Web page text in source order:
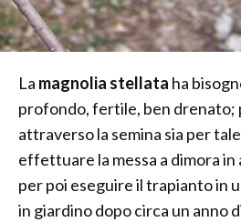
La magnolia stellata ha
profondo, fertile, ben drenato;
attraverso la semina sia per
effettuare la messa a dimora
per poi eseguire il trapianto in
in giardino dopo circa un anno